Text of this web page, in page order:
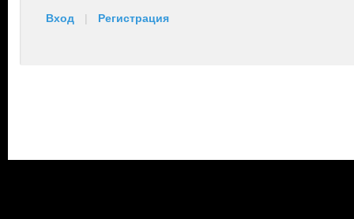
Вход | Регистрация